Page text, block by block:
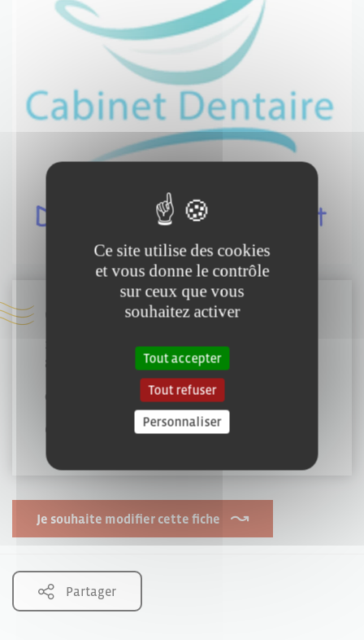
Coordonnées :
1 Rue des Olympiades
85000 Mouilleron-le-Captif
02 51 38 06 31
drhollerich@gmail.com
Je souhaite modifier cette fiche
Partager
Ce site utilise des cookies
et vous donne le contrôle
sur ceux que vous
souhaitez activer
Tout accepter
Tout refuser
Personnaliser